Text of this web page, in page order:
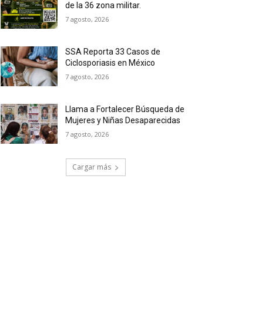
de la 36 zona militar.
7 agosto, 2026
SSA Reporta 33 Casos de
Ciclosporiasis en México
7 agosto, 2026
Llama a Fortalecer Búsqueda de
Mujeres y Niñas Desaparecidas
7 agosto, 2026
Cargar más